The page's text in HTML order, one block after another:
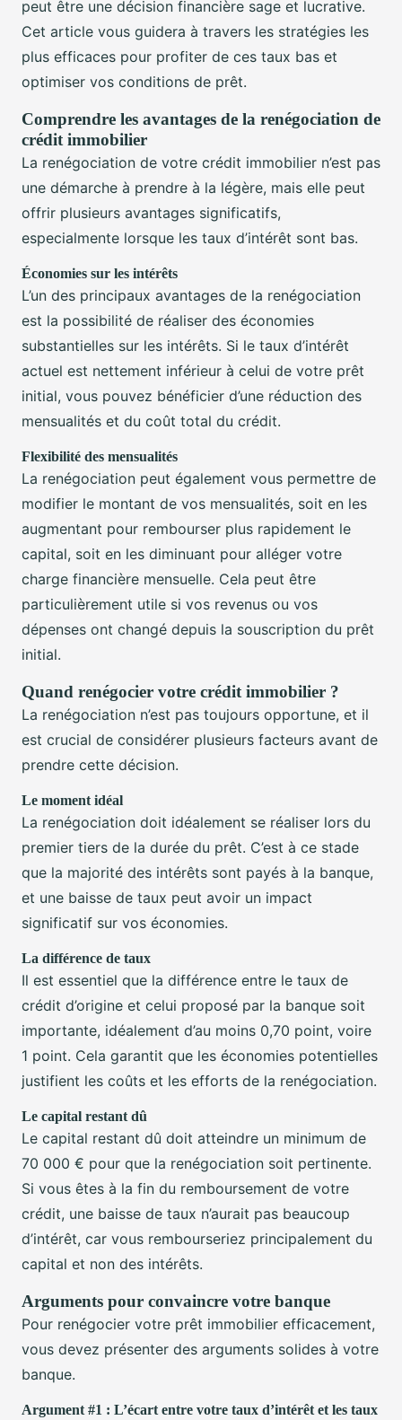
peut être une décision financière sage et lucrative.
Cet article vous guidera à travers les stratégies les
plus efficaces pour profiter de ces taux bas et
optimiser vos conditions de prêt.
Comprendre les avantages de la renégociation de
crédit immobilier
La renégociation de votre crédit immobilier n’est pas
une démarche à prendre à la légère, mais elle peut
offrir plusieurs avantages significatifs,
especialmente lorsque les taux d’intérêt sont bas.
Économies sur les intérêts
L’un des principaux avantages de la renégociation
est la possibilité de réaliser des économies
substantielles sur les intérêts. Si le taux d’intérêt
actuel est nettement inférieur à celui de votre prêt
initial, vous pouvez bénéficier d’une réduction des
mensualités et du coût total du crédit.
Flexibilité des mensualités
La renégociation peut également vous permettre de
modifier le montant de vos mensualités, soit en les
augmentant pour rembourser plus rapidement le
capital, soit en les diminuant pour alléger votre
charge financière mensuelle. Cela peut être
particulièrement utile si vos revenus ou vos
dépenses ont changé depuis la souscription du prêt
initial.
Quand renégocier votre crédit immobilier ?
La renégociation n’est pas toujours opportune, et il
est crucial de considérer plusieurs facteurs avant de
prendre cette décision.
Le moment idéal
La renégociation doit idéalement se réaliser lors du
premier tiers de la durée du prêt. C’est à ce stade
que la majorité des intérêts sont payés à la banque,
et une baisse de taux peut avoir un impact
significatif sur vos économies.
La différence de taux
Il est essentiel que la différence entre le taux de
crédit d’origine et celui proposé par la banque soit
importante, idéalement d’au moins 0,70 point, voire
1 point. Cela garantit que les économies potentielles
justifient les coûts et les efforts de la renégociation.
Le capital restant dû
Le capital restant dû doit atteindre un minimum de
70 000 € pour que la renégociation soit pertinente.
Si vous êtes à la fin du remboursement de votre
crédit, une baisse de taux n’aurait pas beaucoup
d’intérêt, car vous rembourseriez principalement du
capital et non des intérêts.
Arguments pour convaincre votre banque
Pour renégocier votre prêt immobilier efficacement,
vous devez présenter des arguments solides à votre
banque.
Argument #1 : L’écart entre votre taux d’intérêt et les taux